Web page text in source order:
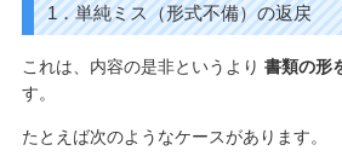
1．単純ミス（形式不備）の返戻
これは、内容の是非というより 書類の形
す。
たとえば次のようなケースがあります。